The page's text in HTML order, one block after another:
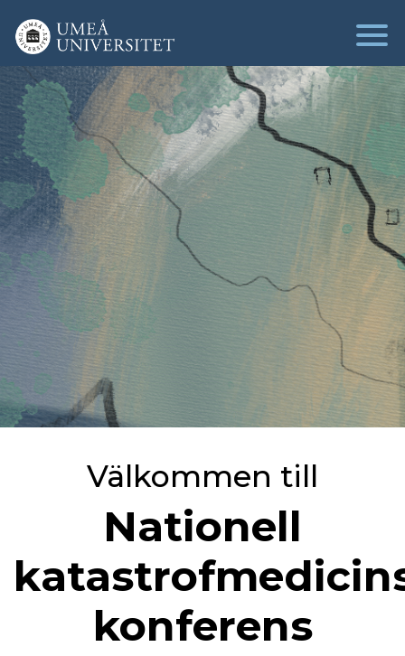
Välkommen till
Nationell
konferens